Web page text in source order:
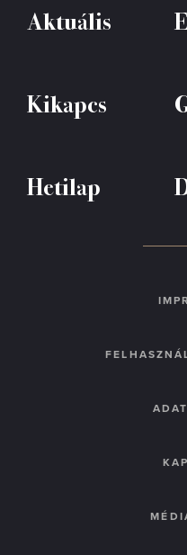
Aktuális
Kikapcs
Hetilap